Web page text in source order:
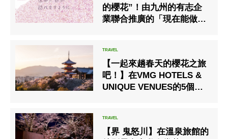
的櫻花”！由九州的有志企
業聯合推廣的「現在能做的
【一起來趟春天的櫻花之旅
吧！】在VMG HOTELS &
UNIQUE VENUES的5個區
場！！
【界 鬼怒川】在溫泉旅館的